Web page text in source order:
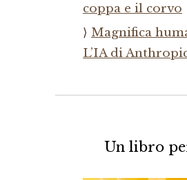
coppa e il corvo
Magnifica
L’IA di
Un libro